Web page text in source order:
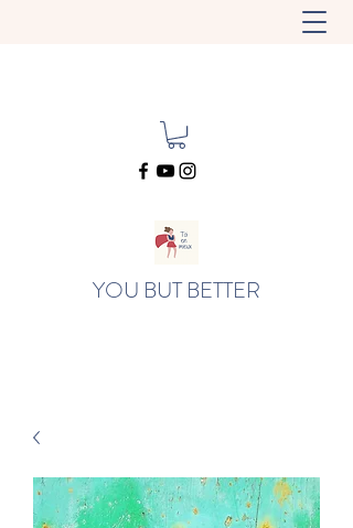
YOU BUT BETTER